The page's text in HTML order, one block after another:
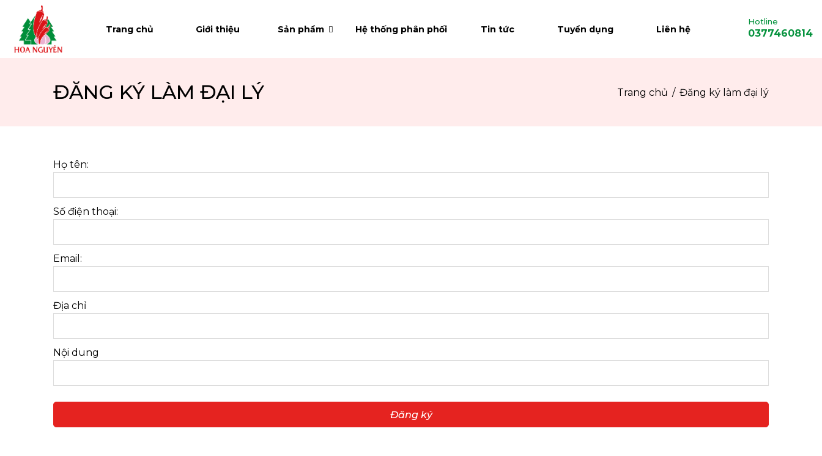
Trang chủ
Giới thiệu
Tuyển dụng
Trang chủ Giới thiệu Sản phẩm Hệ thống phân phối Tin tức Tuyển dụng Liên hệ
Hotline
0377460814
ĐĂNG KÝ LÀM ĐẠI LÝ Trang chủ Đăng ký làm đại lý
Họ tên:
Số điện thoại:
Email:
Địa chỉ
Nội dung